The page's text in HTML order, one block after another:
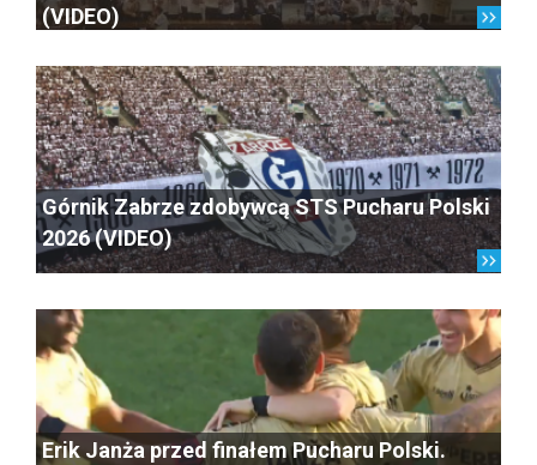
(VIDEO)
Górnik Zabrze zdobywcą STS Pucharu Polski
2026 (VIDEO)
Erik Janża przed finałem Pucharu Polski.